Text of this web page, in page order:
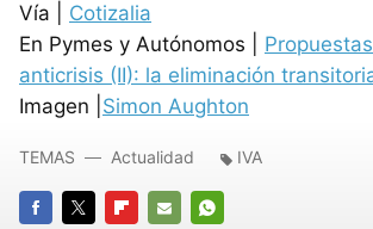
Vía | Cotizalia
En Pymes y Autónomos |
anticrisis (II): la eliminación
Imagen | Simon Aughton
TEMAS Actualidad IVA